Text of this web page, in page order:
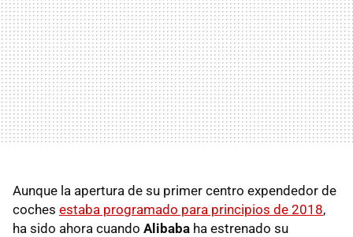
Aunque la apertura de su primer centro expendedor de
coches estaba programado para principios de 2018,
ha sido ahora cuando Alibaba ha estrenado su